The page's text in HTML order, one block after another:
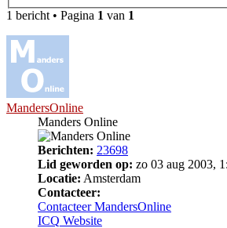
1 bericht • Pagina 1 van 1
MandersOnline
Manders Online
Berichten: 23698
Lid geworden op: zo 03 aug 2003,
Locatie: Amsterdam
Contacteer:
Contacteer MandersOnline
ICQ Website